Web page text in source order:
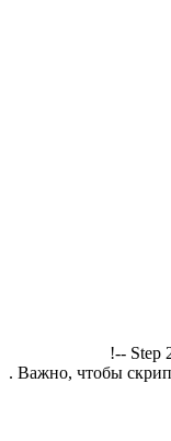
!-- Step
. Важно, чтобы